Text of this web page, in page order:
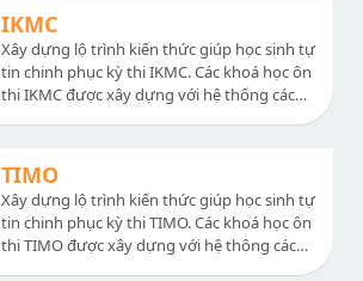
các đề thi thử và chữa đề thi các năm, chữa
bộ đề ôn tập.
IKMC
Xây dựng lộ trình kiến thức giúp học sinh tự
tin chinh phục kỳ thi IKMC. Các khoá học ôn
thi IKMC được xây dựng với hệ thống các
chuyên đề nâng cao sát với đề thi, bài giảng
các đề thi thử và chữa đề thi các năm, chữa
bộ đề ôn tập.
TIMO
Xây dựng lộ trình kiến thức giúp học sinh tự
tin chinh phục kỳ thi TIMO. Các khoá học ôn
thi TIMO được xây dựng với hệ thông các
chuyên đề nâng cao sát với đề thi, bài giảng